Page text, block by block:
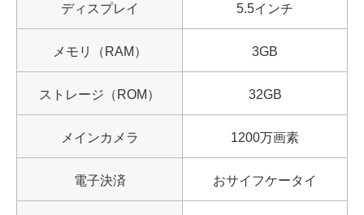
ディスプレイ 5.5インチ
メモリ（RAM） 3GB
ストレージ（ROM） 32GB
メインカメラ 1200万画素
電子決済 おサイフケータイ